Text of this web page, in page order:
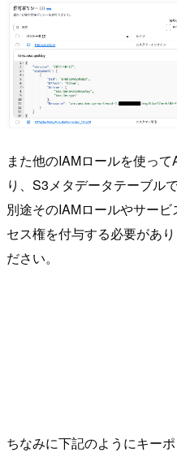
また他のIAMロールを使っ
り、S3メタデータテーブル
別途そのIAMロールやサー
セス権を付与する必要があ
ださい。
ちなみに下記のようにキー